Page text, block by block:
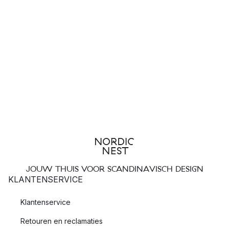
JOUW THUIS VOOR SCANDINAVISCH DESIGN
KLANTENSERVICE
Klantenservice
Retouren en reclamaties